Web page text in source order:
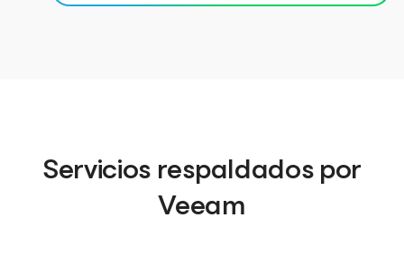
Servicios respaldados por
Veeam